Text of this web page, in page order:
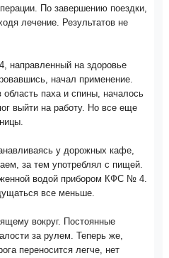
По завершению поездки,
лечение. Результатов не
направленный на здоровье
начал применение.
паха и спины, началось
выйти на работу. Но все еще
у дорожных кафе,
за тем употреблял с пищей.
водой прибором КФС № 4.
все меньше.
вокруг. Постоянные
за рулем. Теперь же,
переносится легче, нет